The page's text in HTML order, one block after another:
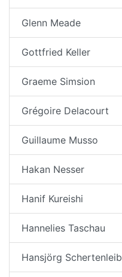
Glenn Meade
Gottfried Keller
Graeme Simsion
Grégoire Delacourt
Guillaume Musso
Hakan Nesser
Hanif Kureishi
Hannelies Taschau
Hansjörg Schertenleib